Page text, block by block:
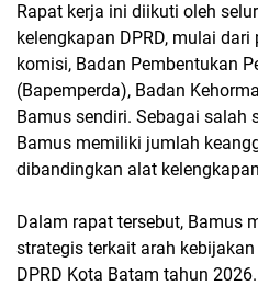
Rapat kerja ini diikuti oleh
kelengkapan DPRD, mulai
komisi, Badan Pembentukan
(Bapemperda), Badan
Bamus sendiri. Sebagai salah
Bamus memiliki jumlah
dibandingkan alat
Dalam rapat tersebut, Bamus
strategis terkait arah
DPRD Kota Batam tahun